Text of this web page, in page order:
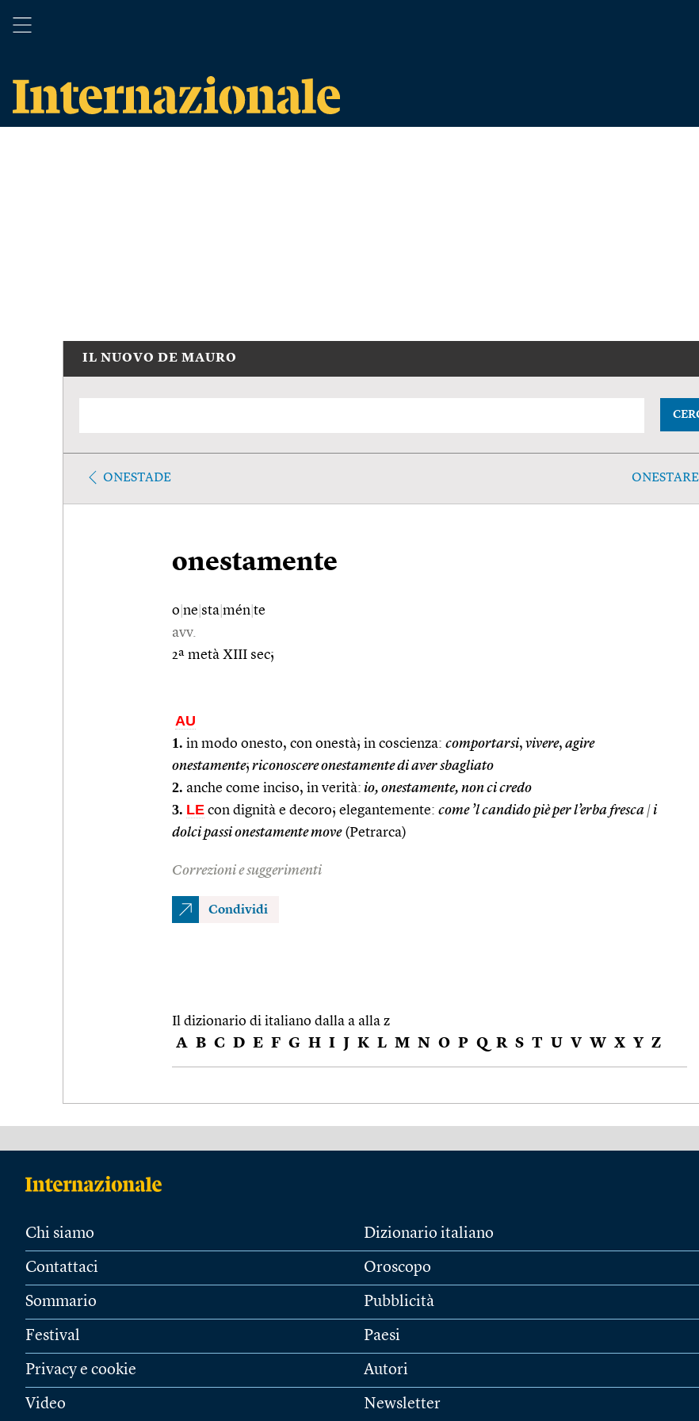
IL NUOVO DE MAURO
ONESTADE ONESTARE
onestamente
o ne sta mén te
avv.
2ª metà XIII sec;
AU
1. in modo onesto, con onestà; in coscienza: comportarsi, vivere, agire
onestamente; riconoscere onestamente di aver sbagliato
2. anche come inciso, in verità: io, onestamente, non ci credo
3. LE con dignità e decoro; elegantemente: come ’l candido piè per l’erba fresca | i
dolci passi onestamente move(Petrarca)
Correzioni e suggerimenti
Condividi
Il dizionario di italiano dalla a alla z
A B C D E F G H I J K L M N O P Q R S T U V W X Y Z
Chi siamo
Contattaci
Sommario
Festival
Privacy e cookie
Video
Dizionario italiano
Oroscopo
Pubblicità
Paesi
Autori
Newsletter